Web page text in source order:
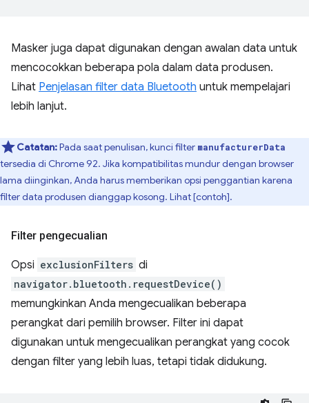
Masker juga dapat digunakan dengan awalan data untuk
mencocokkan beberapa pola dalam data produsen.
Lihat Penjelasan filter data Bluetooth untuk mempelajari
lebih lanjut.
Catatan:Pada saat penulisan, kunci filter manufacturerData
tersedia di Chrome 92. Jika kompatibilitas mundur dengan browser
lama diinginkan, Anda harus memberikan opsi penggantian karena
filter data produsen dianggap kosong. Lihat [contoh].
Filter pengecualian
Opsi exclusionFilters di
navigator.bluetooth.requestDevice()
memungkinkan Anda mengecualikan beberapa
perangkat dari pemilih browser. Filter ini dapat
digunakan untuk mengecualikan perangkat yang cocok
dengan filter yang lebih luas, tetapi tidak didukung.